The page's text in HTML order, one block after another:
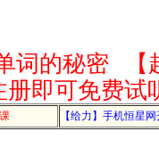
词的秘密
册即可免费试
【给力】手机恒星